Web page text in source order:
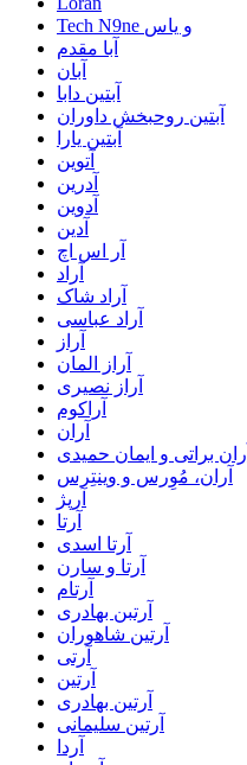
Tech N9ne و یاس
آبا مقدم
آبان
آبتین دابا
آبتین روحبخش داوران
آبتین یارا
آتوین
آدرین
آدوین
آدین
آر اس اچ
آراد
آراد شاک
آراد عباسی
آراز
آراز المان
آراز نصیری
آراکوم
آران
آران براتی و ایمان حمیدی
آران، مُوِرس و وینتِرس
آرپژ
آرتا
آرتا اسدی
آرتا و سارن
آرتام
آرتبن بهادری
آرتين شاهوران
آرتی
آرتین
آرتین بهادری
آرتین سلیمانی
آردا